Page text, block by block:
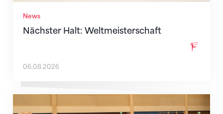
News
Nächster Halt: Weltmeisterschaft
06.08.2026
Mit klaren Zielen nach Zagreb